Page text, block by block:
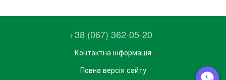
+38 (067) 362-05-20
Контактна інформація
Повна версія сайту